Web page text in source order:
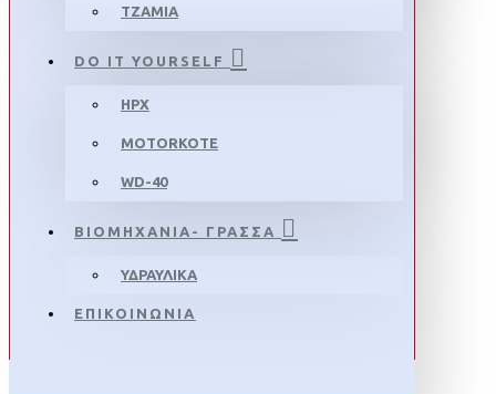
ΤΖΑΜΙΑ
DO IT YOURSELF
HPX
MOTORKOTE
WD-40
ΒΙΟΜΗΧΑΝΙΑ- ΓΡΑΣΣΑ
ΥΔΡΑΥΛΙΚΑ
ΕΠΙΚΟΙΝΩΝΙΑ